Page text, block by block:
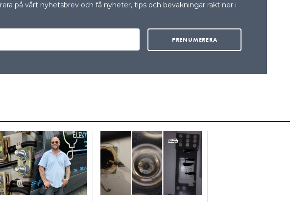
på vårt nyhetsbrev och få nyheter, tips och bevakningar rakt ner i